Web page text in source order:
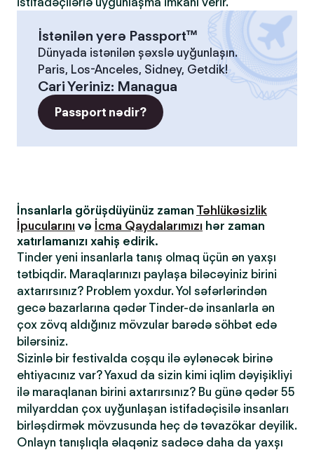
İstənilən yerə Passport™
Dünyada istənilən şəxslə uyğunlaşın.
Paris, Los-Anceles, Sidney, Getdik!
Cari Yeriniz: Managua
Passport nədir?
İnsanlarla görüşdüyünüz zaman Təhlükəsizlik
İpucularını və İcma Qaydalarımızı hər zaman
xatırlamanızı xahiş edirik.
Tinder yeni insanlarla tanış olmaq üçün ən yaxşı
tətbiqdir. Maraqlarınızı paylaşa biləcəyiniz birini
axtarırsınız? Problem yoxdur. Yol səfərlərindən
gecə bazarlarına qədər Tinder-də insanlarla ən
çox zövq aldığınız mövzular barədə söhbət edə
bilərsiniz.
Sizinlə bir festivalda coşqu ilə əylənəcək birinə
ehtiyacınız var? Yaxud da sizin kimi iqlim dəyişikliyi
ilə maraqlanan birini axtarırsınız? Bu günə qədər 55
milyarddan çox uyğunlaşan istifadəçisilə insanları
birləşdirmək mövzusunda heç də təvazökar deyilik.
Onlayn tanışlıqla əlaqəniz sadəcə daha da yaxşı